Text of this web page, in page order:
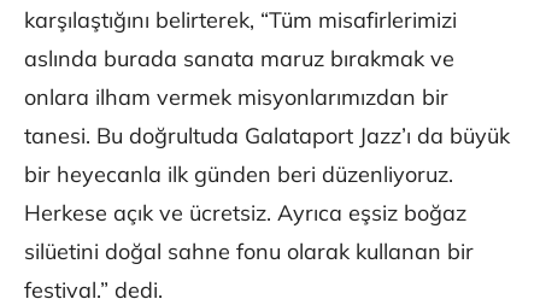
karşılaştığını belirterek, “Tüm misafirlerimizi
aslında burada sanata maruz bırakmak ve
onlara ilham vermek misyonlarımızdan bir
tanesi. Bu doğrultuda Galataport Jazz’ı da büyük
bir heyecanla ilk günden beri düzenliyoruz.
Herkese açık ve ücretsiz. Ayrıca eşsiz boğaz
silüetini doğal sahne fonu olarak kullanan bir
festival.” dedi.